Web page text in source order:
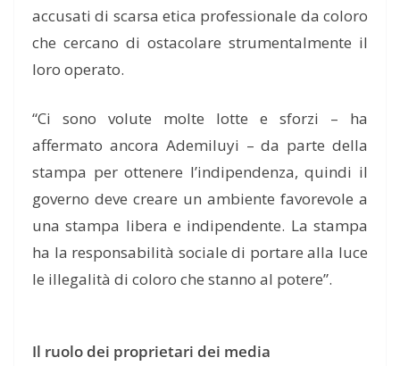
accusati di scarsa etica professionale da coloro
che cercano di ostacolare strumentalmente il
loro operato.
“Ci sono volute molte lotte e sforzi – ha
affermato ancora Ademiluyi – da parte della
stampa per ottenere l’indipendenza, quindi il
governo deve creare un ambiente favorevole a
una stampa libera e indipendente. La stampa
ha la responsabilità sociale di portare alla luce
le illegalità di coloro che stanno al potere”.
Il ruolo dei proprietari dei media